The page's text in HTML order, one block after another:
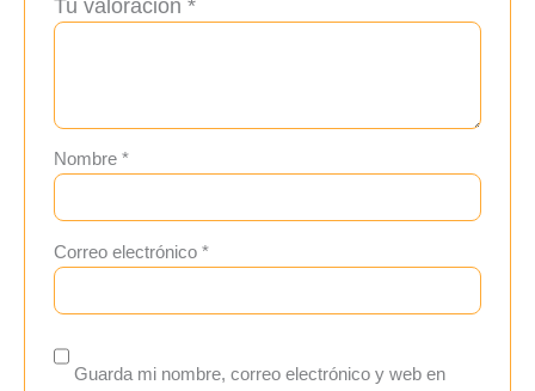
Tu valoración*
Nombre*
Correo electrónico*
Guarda mi nombre, correo electrónico y web en